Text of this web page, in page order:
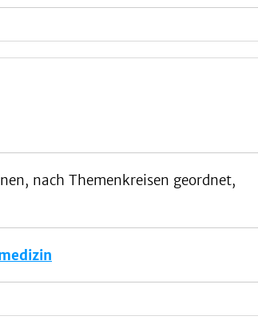
nach Themenkreisen geordnet,